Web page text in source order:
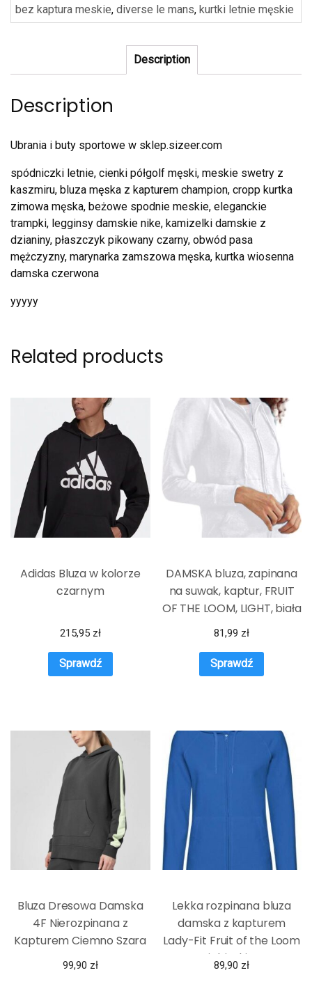
bez kaptura meskie, diverse le mans, kurtki letnie męskie
Description
Description
Ubrania i buty sportowe w sklep.sizeer.com
spódniczki letnie, cienki półgolf męski, meskie swetry z
kaszmiru, bluza męska z kapturem champion, cropp kurtka
zimowa męska, beżowe spodnie meskie, eleganckie
trampki, legginsy damskie nike, kamizelki damskie z
dzianiny, płaszczyk pikowany czarny, obwód pasa
mężczyzny, marynarka zamszowa męska, kurtka wiosenna
damska czerwona
yyyyy
Related products
Adidas Bluza w kolorze
czarnym
215,95 zł
Sprawdź
DAMSKA bluza, zapinana
na suwak, kaptur, FRUIT
OF THE LOOM, LIGHT, biała
81,99 zł
Sprawdź
Bluza Dresowa Damska
4F Nierozpinana z
Kapturem Ciemno Szara
99,90 zł
Lekka rozpinana bluza
damska z kapturem
Lady-Fit Fruit of the Loom
Niebieski XS
89,90 zł